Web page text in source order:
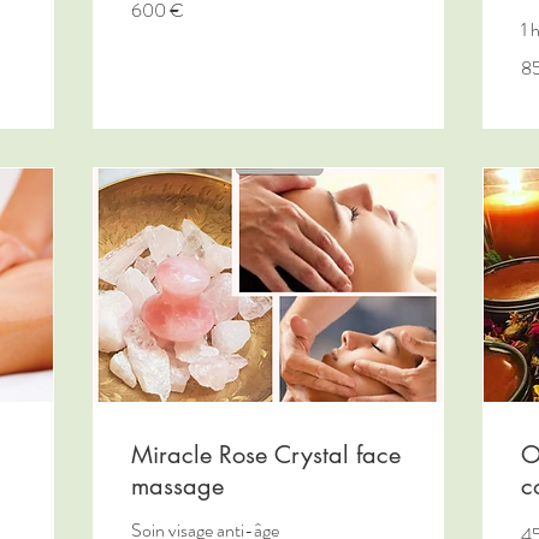
euros
600 €
1 h
Miracle Rose Crystal face
massage
Soin visage anti-âge